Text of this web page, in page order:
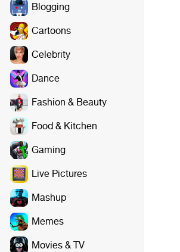
Blogging
Cartoons
Celebrity
Dance
Fashion & Beauty
Food & Kitchen
Gaming
Live Pictures
Mashup
Memes
Movies & TV